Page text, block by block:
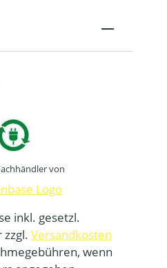
von
inkl. gesetzl.
Versandkosten
wenn